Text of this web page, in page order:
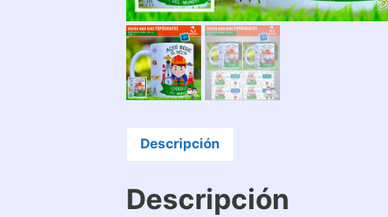
Descripción
Descripción